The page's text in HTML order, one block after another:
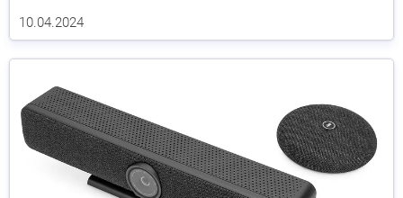
10.04.2024